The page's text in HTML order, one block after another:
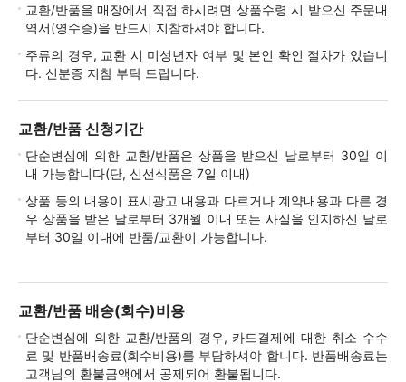
교환/반품을 매장에서 직접 하시려면 상품수령 시 받으신 주문내
역서(영수증)을 반드시 지참하셔야 합니다.
주류의 경우, 교환 시 미성년자 여부 및 본인 확인 절차가 있습니
다. 신분증 지참 부탁 드립니다.
교환/반품 신청기간
단순변심에 의한 교환/반품은 상품을 받으신 날로부터 30일 이
내 가능합니다(단, 신선식품은 7일 이내)
상품 등의 내용이 표시광고 내용과 다르거나 계약내용과 다른 경
우 상품을 받은 날로부터 3개월 이내 또는 사실을 인지하신 날로
부터 30일 이내에 반품/교환이 가능합니다.
교환/반품 배송(회수)비용
단순변심에 의한 교환/반품의 경우, 카드결제에 대한 취소 수수
료 및 반품배송료(회수비용)를 부담하셔야 합니다. 반품배송료는
고객님의 환불금액에서 공제되어 환불됩니다.